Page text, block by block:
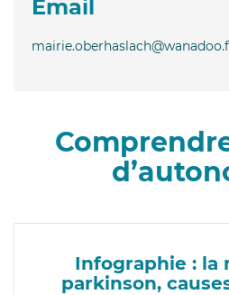
Email
Infographie : la
parkinson,